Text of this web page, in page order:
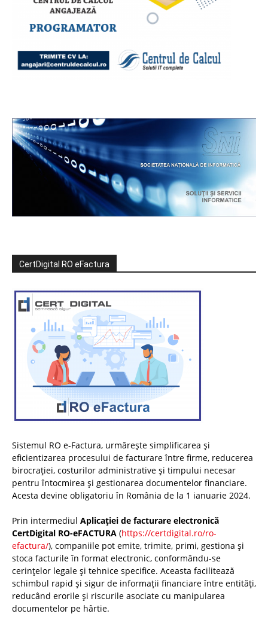
CertDigital RO eFactura
Sistemul RO e-Factura, urmărește simplificarea și
eficientizarea procesului de facturare între firme, reducerea
birocrației, costurilor administrative și timpului necesar
pentru întocmirea și gestionarea documentelor financiare.
Acesta devine obligatoriu în România de la 1 ianuarie 2024.
Prin intermediul Aplicației de facturare electronică
CertDigital RO-eFACTURA (https://certdigital.ro/ro-
efactura/), companiile pot emite, trimite, primi, gestiona și
stoca facturile în format electronic, conformându-se
cerințelor legale și tehnice specifice. Aceasta facilitează
schimbul rapid și sigur de informații financiare între entități,
reducând erorile și riscurile asociate cu manipularea
documentelor pe hârtie.